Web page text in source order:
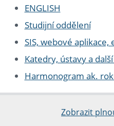
ENGLISH
Studijní oddělení
SIS, webové aplikace,
Katedry, ústavy a
Harmonogram ak.
Zobrazit